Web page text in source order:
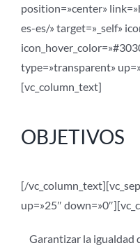
position=»center»
es-es/» target=»_self»
type=»transparent»
[vc_column_text]
OBJETIVOS
[/
up=»25″
Garantizar la igualdad